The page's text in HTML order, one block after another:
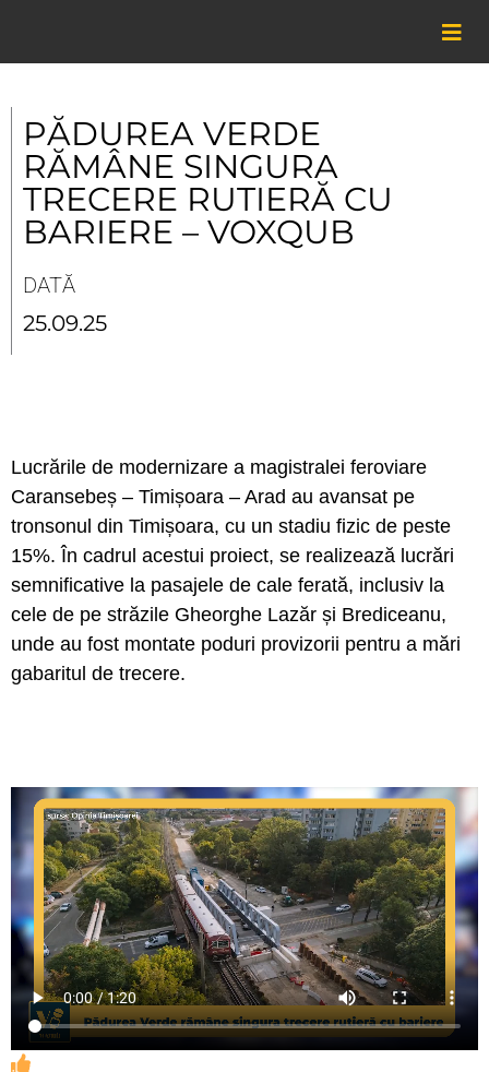
content
PĂDUREA VERDE
RĂMÂNE SINGURA
TRECERE RUTIERĂ CU
BARIERE – VOXQUB
DATĂ
25.09.25
Lucrările de modernizare a magistralei feroviare
Caransebeș – Timișoara – Arad au avansat pe
tronsonul din Timișoara, cu un stadiu fizic de peste
15%. În cadrul acestui proiect, se realizează lucrări
semnificative la pasajele de cale ferată, inclusiv la
cele de pe străzile Gheorghe Lazăr și Brediceanu,
unde au fost montate poduri provizorii pentru a mări
gabaritul de trecere.